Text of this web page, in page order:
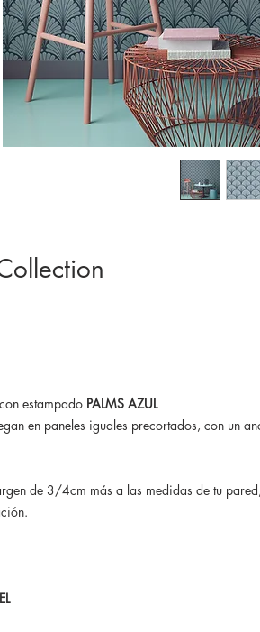
estampado PALMS AZUL
en paneles iguales precortados, con un
de 3/4cm más a las medidas de tu